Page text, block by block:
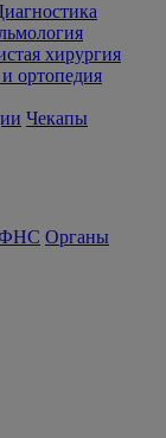
хирургия
ортопедия
Чекапы
ФНС Органы